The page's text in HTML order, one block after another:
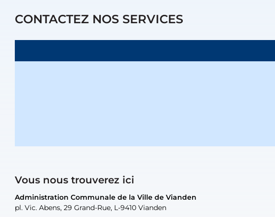
CONTACTEZ NOS SERVICES
Vous nous trouverez ici
Administration Communale de la Ville de Vianden
pl. Vic. Abens, 29 Grand-Rue, L-9410 Vianden
Administration Communale de la Ville de Vianden
pl. Vic. Abens, 29 Grand-Rue, L-9410 Vianden
Administration Communale de la Ville de Vianden
pl. Vic. Abens, 29 Grand-Rue, L-9410 Vianden
Administration Communale de la Ville de Vianden
pl. Vic. Abens, 29 Grand-Rue, L-9410 Vianden
Atelier Communal de la Ville de Vianden
30, rue Neugarten, L-9422 Vianden